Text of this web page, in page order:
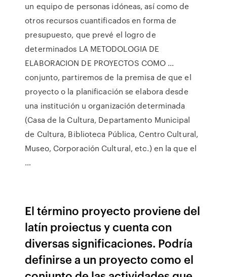
un equipo de personas idóneas, así como de
otros recursos cuantificados en forma de
presupuesto, que prevé el logro de
determinados LA METODOLOGIA DE
ELABORACION DE PROYECTOS COMO …
conjunto, partiremos de la premisa de que el
proyecto o la planificación se elabora desde
una institución u organización determinada
(Casa de la Cultura, Departamento Municipal
de Cultura, Biblioteca Pública, Centro Cultural,
Museo, Corporación Cultural, etc.) en la que el
…
El término proyecto proviene del
latín proiectus y cuenta con
diversas significaciones. Podría
definirse a un proyecto como el